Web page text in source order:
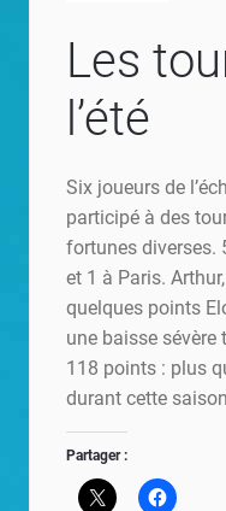
Les
l’été
Six joueurs de
participé à des
fortunes diverses.
et 1 à Paris.
quelques points
une baisse sévère
118 points : plus
durant cette
Partager :